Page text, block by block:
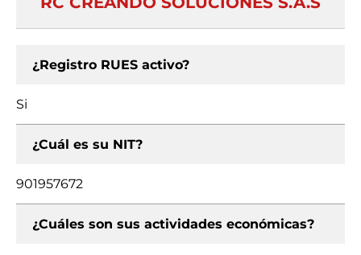
¿Registro RUES activo?
Si
¿Cuál es su NIT?
901957672
¿Cuáles son sus actividades económicas?